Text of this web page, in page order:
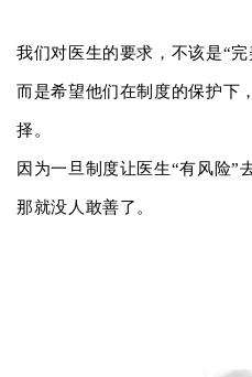
我们对医生的要求，不该是“完
而是希望他们在制度的保护下
择。
因为一旦制度让医生“有风险”
那就没人敢善了。